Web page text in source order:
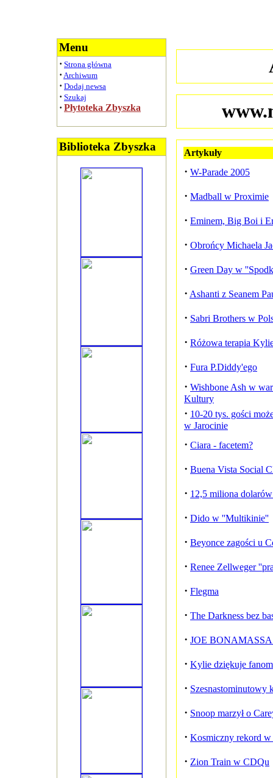
Menu
· Strona główna
· Archiwum
· Dodaj newsa
· Szukaj
· Płytoteka Zbyszka
Biblioteka Zbyszka Artykuły
· W-Parade 2005
· Madball w Proximie
· Eminem, Big Boi i
· Obrońcy Michaela
· Green Day w
· Ashanti z Seanem
· Sabri Brothers w
· Różowa terapia
· Fura P.Diddy'ego
· Wishbone Ash w
Kultury
· 10-20 tys. gości
w Jarocinie
· Ciara - facetem?
· Buena Vista Social
· 12,5 miliona
· Dido w ''Multikinie''
· Beyonce zagości u
· Renee Zellweger
· Flegma
· The Darkness bez
· JOE BONAMASSA
· Kylie dziękuje fanom
· Szesnastominutowy
· Snoop marzył o
· Kosmiczny rekord w
· Zion Train w CDQu